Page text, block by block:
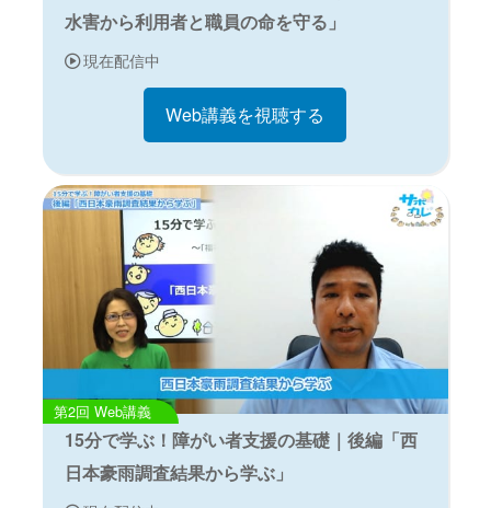
水害から利用者と職員の命を守る」
現在配信中
Web講義を視聴する
Web講義
15分で学ぶ！障がい者支援の基礎｜後編「西
日本豪雨調査結果から学ぶ」